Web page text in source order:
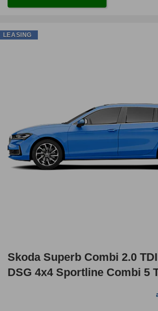
Skoda Superb Combi 2.0
DSG 4x4 Sportline Combi 5
LEASING